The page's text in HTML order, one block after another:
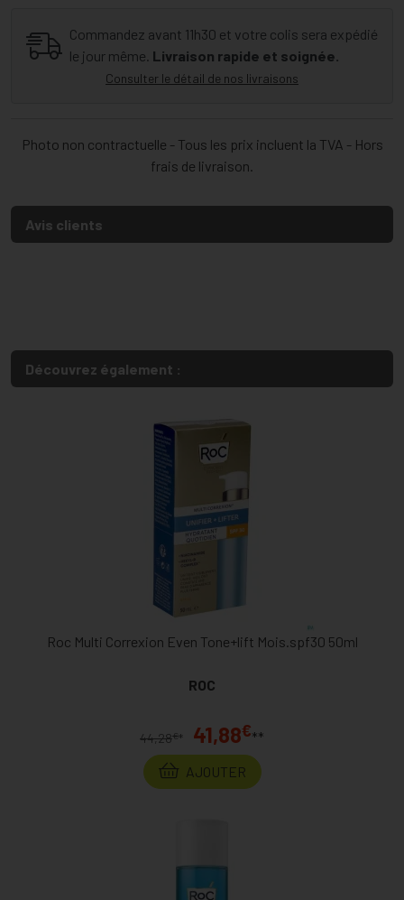
Commandez avant 11h30 et votre colis sera expédié
le jour même. Livraison rapide et soignée.
Consulter le détail de nos livraisons
Photo non contractuelle - Tous les prix incluent la TVA - Hors
frais de livraison.
Avis clients
Découvrez également :
Roc Multi Correxion Even Tone+lift Mois.spf30 50ml
ROC
44,28€* 41,88€**
AJOUTER